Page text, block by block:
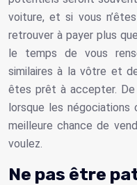
voiture, et si vous
retrouver à payer plus
le temps de vous
similaires à la vôtre et
êtes prêt à accepter.
lorsque les négociations
meilleure chance de
voulez.
Ne pas être